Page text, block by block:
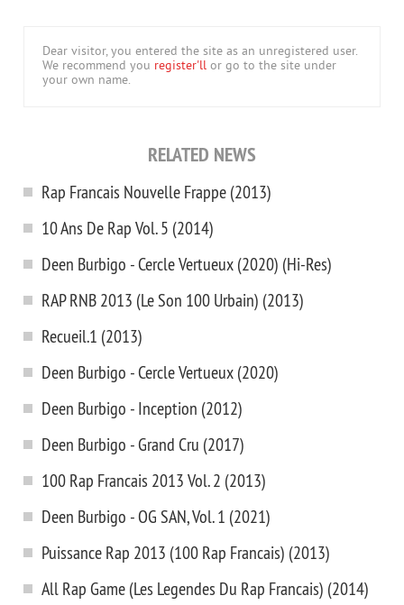
Dear visitor, you entered the site as an unregistered user.
We recommend you register'll or go to the site under
your own name.
RELATED NEWS
Rap Francais Nouvelle Frappe (2013)
10 Ans De Rap Vol. 5 (2014)
Deen Burbigo - Cercle Vertueux (2020) (Hi-Res)
RAP RNB 2013 (Le Son 100 Urbain) (2013)
Recueil.1 (2013)
Deen Burbigo - Cercle Vertueux (2020)
Deen Burbigo - Inception (2012)
Deen Burbigo - Grand Cru (2017)
100 Rap Francais 2013 Vol. 2 (2013)
Deen Burbigo - OG SAN, Vol. 1 (2021)
Puissance Rap 2013 (100 Rap Francais) (2013)
All Rap Game (Les Legendes Du Rap Francais) (2014)